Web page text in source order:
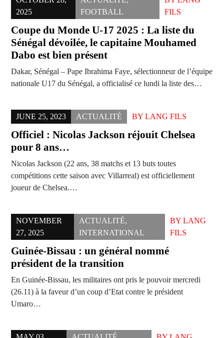
2025
FOOTBALL
FILS
Coupe du Monde U-17 2025 : La liste du
Sénégal dévoilée, le capitaine Mouhamed
Dabo est bien présent
Dakar, Sénégal – Pape Ibrahima Faye, sélectionneur de l’équipe
nationale U17 du Sénégal, a officialisé ce lundi la liste des…
JUNE 25, 2023 ACTUALITÉ BY LANG FILS
Officiel : Nicolas Jackson réjouit Chelsea
pour 8 ans…
Nicolas Jackson (22 ans, 38 matchs et 13 buts toutes
compétitions cette saison avec Villarreal) est officiellement
joueur de Chelsea.…
NOVEMBER
27, 2025
ACTUALITÉ,
INTERNATIONAL
BY LANG
FILS
Guinée-Bissau : un général nommé
président de la transition
En Guinée-Bissau, les militaires ont pris le pouvoir mercredi
(26.11) à la faveur d’un coup d’Etat contre le président
Umaro…